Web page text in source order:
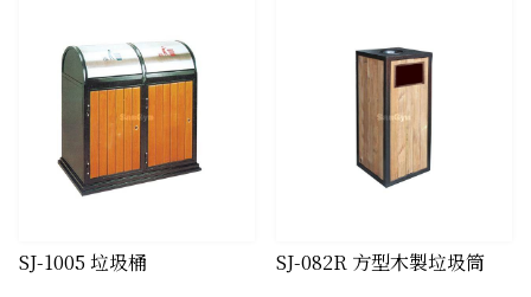
​SJ-1005 垃圾桶 ​SJ-082R 方型木製垃圾筒